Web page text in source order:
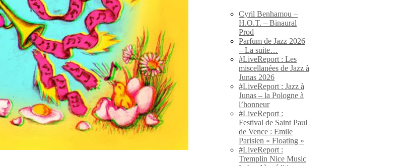
Cyril Benhamou –
H.O.T. – Binaural
Prod
Parfum de Jazz 2026
– La suite…
#LiveReport : Les
miscellanées de Jazz à
Junas 2026
#LiveReport : Jazz à
Junas – la Pologne à
l’honneur
#LiveReport :
Festival de Saint Paul
de Vence : Emile
Parisien « Floating »
#LiveReport :
Tremplin Nice Music